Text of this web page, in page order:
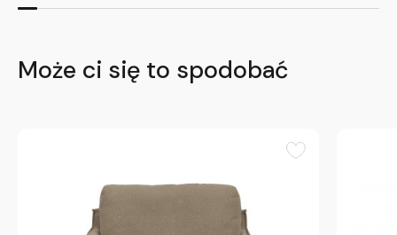
Może ci się to spodobać